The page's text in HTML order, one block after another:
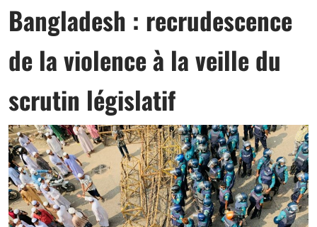
Bangladesh : recrudescence
de la violence à la veille du
scrutin législatif